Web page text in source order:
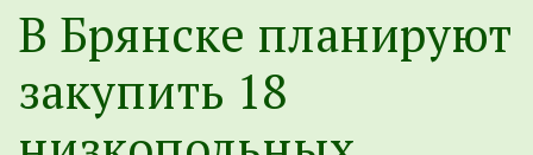
В Брянске планируют
закупить 18